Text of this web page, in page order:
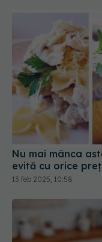
Nu mai mânca
evită cu orice preț
13 feb 2025, 10:58